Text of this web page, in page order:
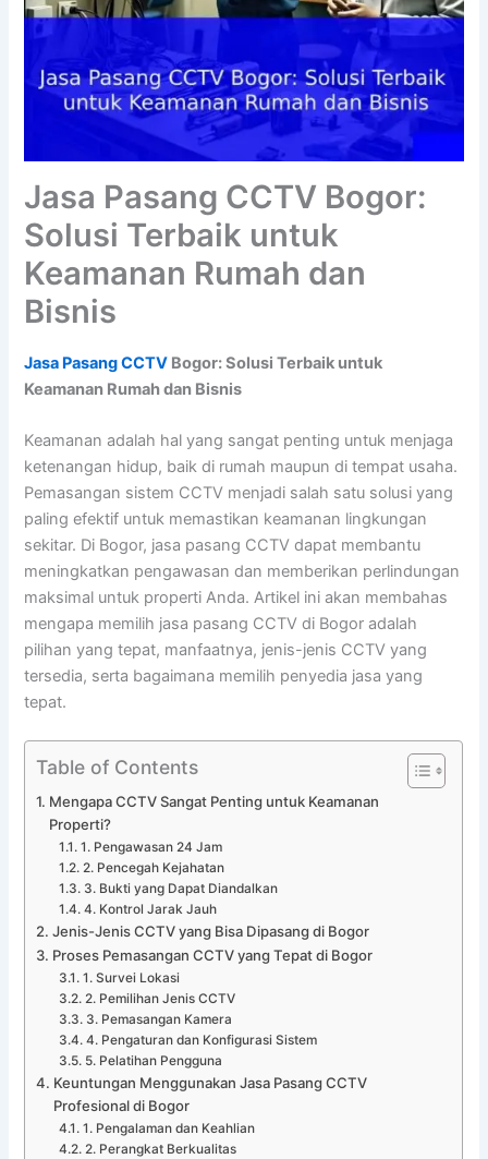
Jasa Pasang CCTV Bogor:
Solusi Terbaik untuk
Keamanan Rumah dan
Bisnis
Jasa Pasang CCTV Bogor: Solusi Terbaik untuk
Keamanan Rumah dan Bisnis
Keamanan adalah hal yang sangat penting untuk menjaga
ketenangan hidup, baik di rumah maupun di tempat usaha.
Pemasangan sistem CCTV menjadi salah satu solusi yang
paling efektif untuk memastikan keamanan lingkungan
sekitar. Di Bogor, jasa pasang CCTV dapat membantu
meningkatkan pengawasan dan memberikan perlindungan
maksimal untuk properti Anda. Artikel ini akan membahas
mengapa memilih jasa pasang CCTV di Bogor adalah
pilihan yang tepat, manfaatnya, jenis-jenis CCTV yang
tersedia, serta bagaimana memilih penyedia jasa yang
tepat.
Table of Contents
Mengapa CCTV Sangat Penting untuk Keamanan
Properti?
1. Pengawasan 24 Jam
2. Pencegah Kejahatan
3. Bukti yang Dapat Diandalkan
4. Kontrol Jarak Jauh
Jenis-Jenis CCTV yang Bisa Dipasang di Bogor
Proses Pemasangan CCTV yang Tepat di Bogor
1. Survei Lokasi
2. Pemilihan Jenis CCTV
3. Pemasangan Kamera
4. Pengaturan dan Konfigurasi Sistem
5. Pelatihan Pengguna
Keuntungan Menggunakan Jasa Pasang CCTV
Profesional di Bogor
1. Pengalaman dan Keahlian
2. Perangkat Berkualitas